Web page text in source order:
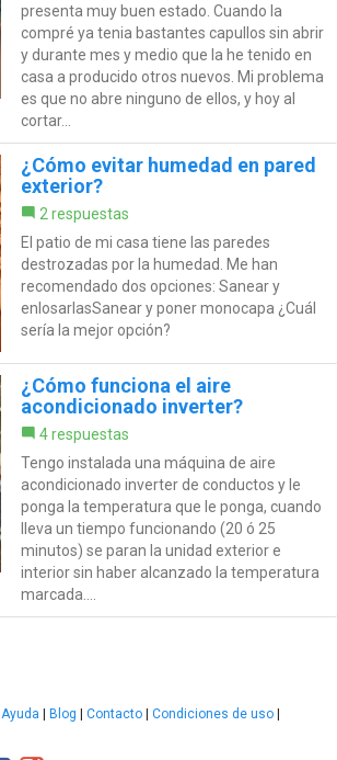
presenta muy buen estado. Cuando la
compré ya tenia bastantes capullos sin abrir
y durante mes y medio que la he tenido en
casa a producido otros nuevos. Mi problema
es que no abre ninguno de ellos, y hoy al
cortar...
¿Cómo evitar humedad en pared
exterior?
2 respuestas
El patio de mi casa tiene las paredes
destrozadas por la humedad. Me han
recomendado dos opciones: Sanear y
enlosarlasSanear y poner monocapa ¿Cuál
sería la mejor opción?
¿Cómo funciona el aire
acondicionado inverter?
4 respuestas
Tengo instalada una máquina de aire
acondicionado inverter de conductos y le
ponga la temperatura que le ponga, cuando
lleva un tiempo funcionando (20 ó 25
minutos) se paran la unidad exterior e
interior sin haber alcanzado la temperatura
marcada....
Ayuda Blog Contacto Condiciones de uso